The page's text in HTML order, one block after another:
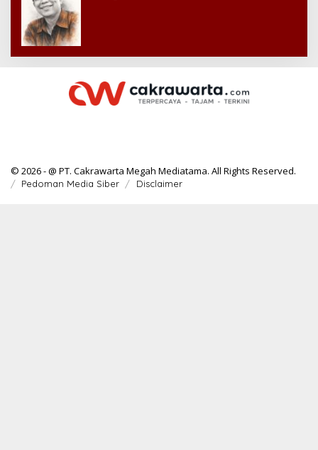
© 2026 - @ PT. Cakrawarta Megah Mediatama. All Rights Reserved.
Pedoman Media Siber Disclaimer